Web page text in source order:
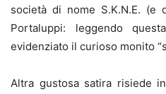
società di nome S.K.N.E.
Portaluppi: leggendo
evidenziato il curioso monito
Altra gustosa satira risiede